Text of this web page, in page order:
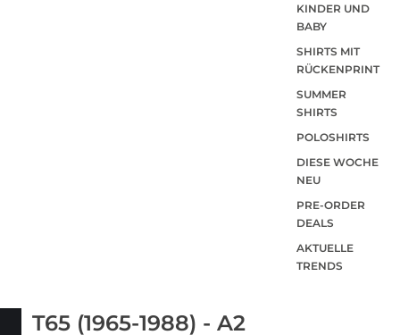
KINDER UND
BABY
SHIRTS MIT
RÜCKENPRINT
SUMMER
SHIRTS
POLOSHIRTS
DIESE WOCHE
NEU
PRE-ORDER
DEALS
AKTUELLE
TRENDS
T65 (1965-1988) - A2